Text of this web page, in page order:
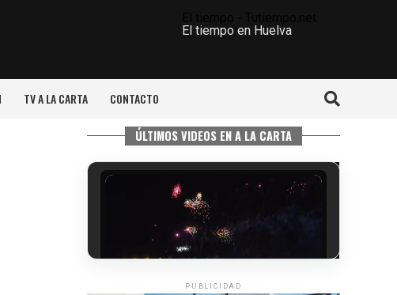
El tiempo en Huelva
TV A LA CARTA CONTACTO
ÚLTIMOS VIDEOS EN A LA CARTA
PUBLICIDAD